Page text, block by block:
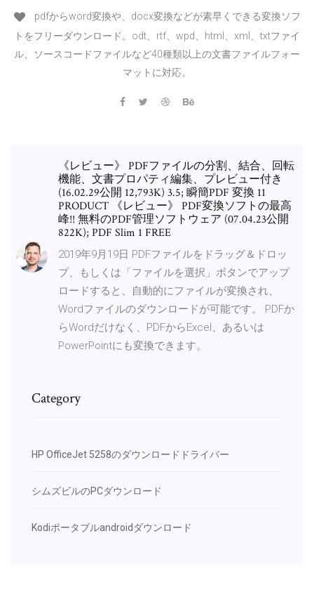
pdfからword変換や、docx変換などが素早くできる変換ソフ
トをフリーダウンロード。odt、rtf、wpd、html、xml、txtファイ
ル、ソースコードファイルなど40種類以上の文書ファイルフォー
マットに対応。
《レビュー》 PDFファイルの分割、結合、回転
機能、文書プロパティ編集、プレビュー付き
(16.02.29公開 12,793K) 3.5; 瞬簡PDF 変換 11
PRODUCT 《レビュー》 PDF変換ソフトの最高
峰!! 無料のPDF管理ソフトウェア (07.04.23公開
822K); PDF Slim 1 FREE
2019年9月19日 PDFファイルをドラッグ＆ドロッ
プ、もしくは「ファイルを選択」ボタンでアップ
ロードすると、自動的にファイルが変換され、
Wordファイルのダウンロードが可能です。 PDFか
らWordだけなく、PDFからExcel、あるいは
PowerPointにも変換できます。
Category
HP OfficeJet 5258のダウンロードドライバー
シムズビルのPCダウンロード
Kodiポータブルandroidダウンロード